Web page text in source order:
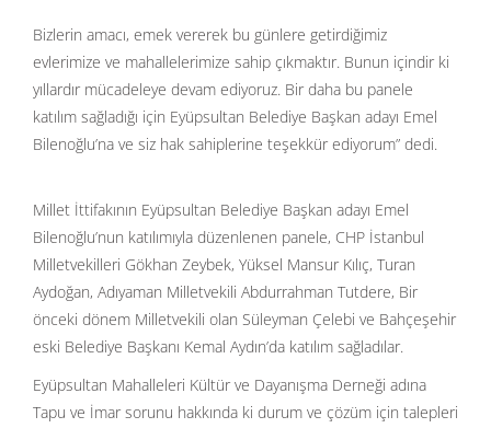
Bizlerin amacı, emek vererek bu günlere getirdiğimiz
evlerimize ve mahallelerimize sahip çıkmaktır. Bunun içindir ki
yıllardır mücadeleye devam ediyoruz. Bir daha bu panele
katılım sağladığı için Eyüpsultan Belediye Başkan adayı Emel
Bilenoğlu’na ve siz hak sahiplerine teşekkür ediyorum” dedi.
Millet İttifakının Eyüpsultan Belediye Başkan adayı Emel
Bilenoğlu’nun katılımıyla düzenlenen panele, CHP İstanbul
Milletvekilleri Gökhan Zeybek, Yüksel Mansur Kılıç, Turan
Aydoğan, Adıyaman Milletvekili Abdurrahman Tutdere, Bir
önceki dönem Milletvekili olan Süleyman Çelebi ve Bahçeşehir
eski Belediye Başkanı Kemal Aydın’da katılım sağladılar.
Eyüpsultan Mahalleleri Kültür ve Dayanışma Derneği adına
Tapu ve İmar sorunu hakkında ki durum ve çözüm için talepleri